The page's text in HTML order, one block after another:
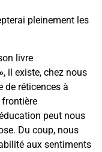
pleinement les
livre
, il existe, chez nous
de réticences à
peut nous
Du coup, nous
aux sentiments